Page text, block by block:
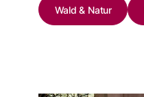
Wald & Natur